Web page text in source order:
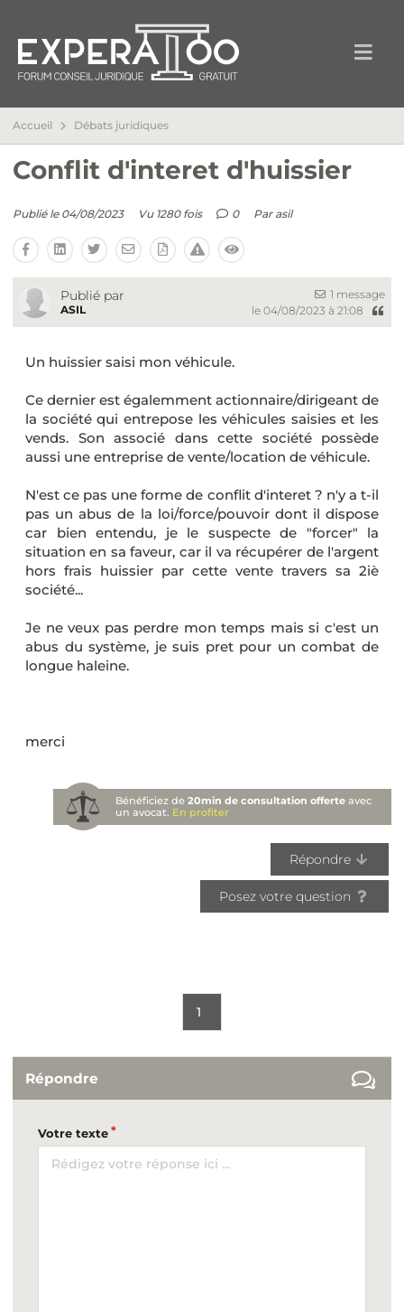
Accueil Débats juridiques
Conflit d'interet d'huissier
Publié le 04/08/2023 Vu 1280 fois 0 Par asil
Publié par
ASIL
1 message
le 04/08/2023 à 21:08
Un huissier saisi mon véhicule.
Ce dernier est égalemment actionnaire/dirigeant de
la société qui entrepose les véhicules saisies et les
vends. Son associé dans cette société possède
aussi une entreprise de vente/location de véhicule.
N'est ce pas une forme de conflit d'interet ? n'y a t-il
pas un abus de la loi/force/pouvoir dont il dispose
car bien entendu, je le suspecte de "forcer" la
situation en sa faveur, car il va récupérer de l'argent
hors frais huissier par cette vente travers sa 2iè
société...
Je ne veux pas perdre mon temps mais si c'est un
abus du système, je suis pret pour un combat de
longue haleine.
merci
Bénéficiez de20min de consultation offerte avec
un avocat. En profiter
Répondre
Posez votre question
1
Répondre
Votre texte